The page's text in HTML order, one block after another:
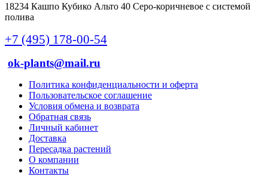
18234 Кашпо Кубико Альто 40 Серо-коричневое с системой
полива
+7 (495) 178-00-54
ok-plants@mail.ru
Политика конфиденциальности и оферта
Пользовательское соглашение
Условия обмена и возврата
Обратная связь
Личный кабинет
Доставка
Пересадка растений
О компании
Контакты